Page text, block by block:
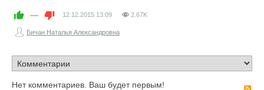
— 12.12.2015 13:09 2.67K
Бичан Наталья Александровна
Нет комментариев. Ваш будет первым!